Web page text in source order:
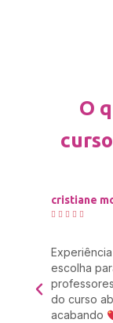
O
cristiane
    
escolha
do curso
acabando